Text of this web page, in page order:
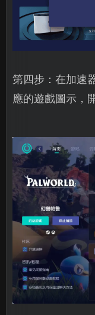
第四步：在加速
應的遊戲圖示，